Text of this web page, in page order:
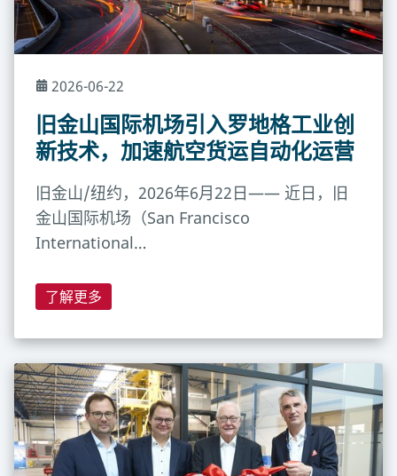
2026-06-22
旧金山国际机场引入罗地格工业创
新技术，加速航空货运自动化运营
旧金山/纽约，2026年6月22日—— 近日，旧
金山国际机场（San Francisco
International…
了解更多